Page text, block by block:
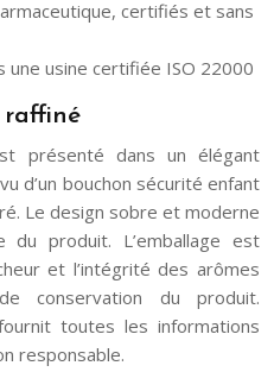
certifiés et sans
une usine certifiée ISO 22000
raffiné
présenté dans un élégant
d’un bouchon sécurité enfant
Le design sobre et moderne
produit. L’emballage est
et l’intégrité des arômes
conservation du produit.
toutes les informations
responsable.